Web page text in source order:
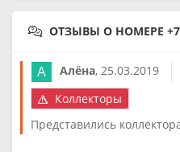
ОТЗЫВЫ О НОМЕРЕ +7
Алёна, 25.03.2019
Коллекторы
Представились